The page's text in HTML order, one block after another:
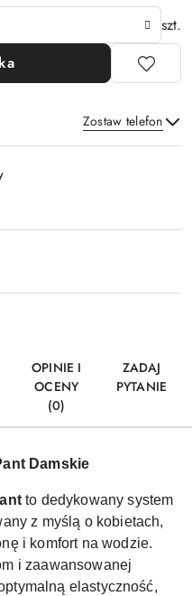
szt.
Zostaw telefon
OPINIE I
OCENY
(0)
ZADAJ
PYTANIE
Damskie
to dedykowany system
z myślą o kobietach,
i komfort na wodzie.
i zaawansowanej
elastyczność,